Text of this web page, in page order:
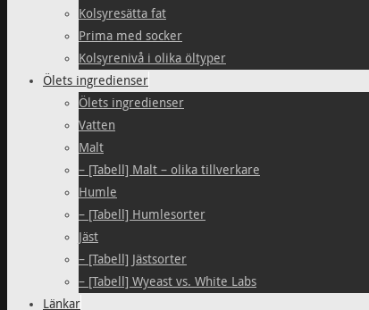
Kolsyresätta fat
Prima med socker
Kolsyrenivå i olika öltyper
Ölets ingredienser
Ölets ingredienser
Vatten
Malt
– [Tabell] Malt – olika tillverkare
Humle
– [Tabell] Humlesorter
Jäst
– [Tabell] Jästsorter
– [Tabell] Wyeast vs. White Labs
Länkar